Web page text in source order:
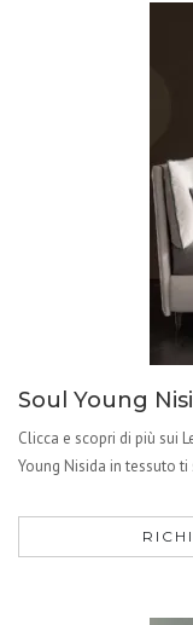
Soul Young
Clicca e scopri di più sui
Young Nisida in tessuto